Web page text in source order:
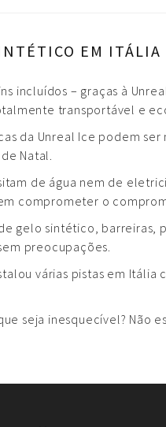
EM ITÁLIA
incluídos – graças à
transportável e
da Unreal Ice podem
Natal.
de água nem de
comprometer o
gelo sintético, barreiras,
preocupações.
várias pistas em
seja inesquecível? Não